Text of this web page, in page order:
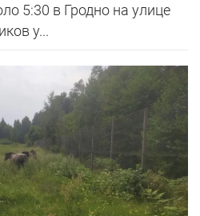
5:30 в Гродно на улице
у...